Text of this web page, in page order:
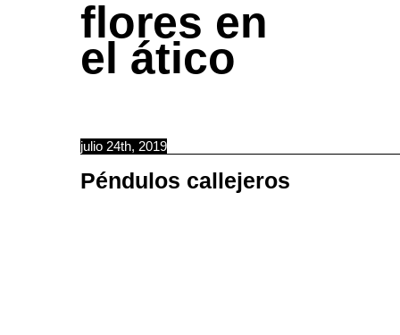
flores en
el ático
julio 24th, 2019
Péndulos callejeros